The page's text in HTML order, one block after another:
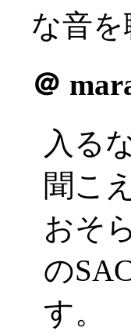
な音
＠
入る
聞こ
おそ
の
す。